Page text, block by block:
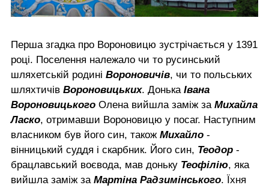
Перша згадка про Вороновицю зустрічається у 1391
році. Поселення належало чи то русинський
шляхетській родині Вороновичів, чи то польських
шляхтичів Вороновицьких. Донька Івана
Вороновицького Олена вийшла заміж за Михайла
Ласко, отримавши Вороновицю у посаг. Наступним
власником був його син, також Михайло -
вінницький суддя і скарбник. Його син, Теодор -
брацлавський воєвода, мав доньку Теофілію, яка
вийшла заміж за Мартіна Радзимінського. Їхня